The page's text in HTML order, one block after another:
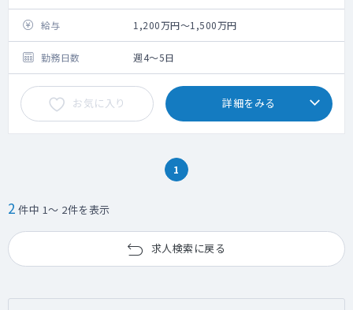
・通所リハビリ利用者の診察
・リハビリ計画への関与及び指導
・死亡診断書作成業務
・施設ベッド100床
給与 1,200万円～1,500万円
勤務日数 週4～5日
お気に入り 詳細をみる
1
2 件中 1～ 2件を表示
求人検索に戻る